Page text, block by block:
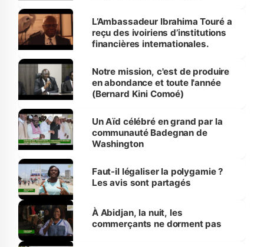
L’Ambassadeur Ibrahima Touré a
reçu des ivoiriens d’institutions
financières internationales.
Notre mission, c'est de produire
en abondance et toute l'année
(Bernard Kini Comoé)
Un Aïd célébré en grand par la
communauté Badegnan de
Washington
Faut-il légaliser la polygamie ?
Les avis sont partagés
À Abidjan, la nuit, les
commerçants ne dorment pas